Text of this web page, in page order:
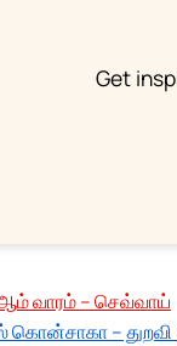
Get
வாரம் – செவ்வாய்
கொன்சாகா – துறவி